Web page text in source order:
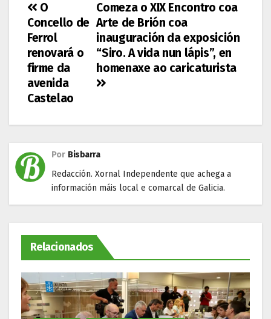
Comeza o XIX Encontro coa
Arte de Brión coa
inauguración da exposición
“Siro. A vida nun lápis”, en
homenaxe ao caricaturista
O
Concello de
Ferrol
renovará o
firme da
avenida
Castelao
Por Bisbarra
Redacción. Xornal Independente que achega a
información máis local e comarcal de Galicia.
Relacionados